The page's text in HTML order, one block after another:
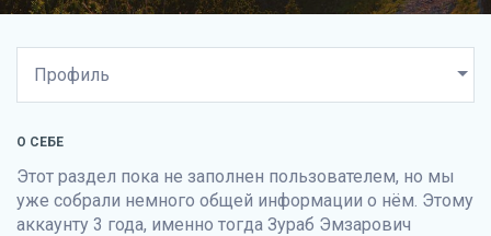
О СЕБЕ
Этот раздел пока не заполнен пользователем, но мы
уже собрали немного общей информации о нём. Этому
аккаунту 3 года, именно тогда Зураб Эмзарович